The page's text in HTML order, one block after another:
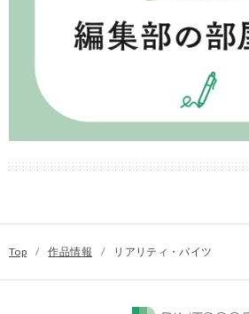
Top / 作品情報 / リアリティ・バイツ